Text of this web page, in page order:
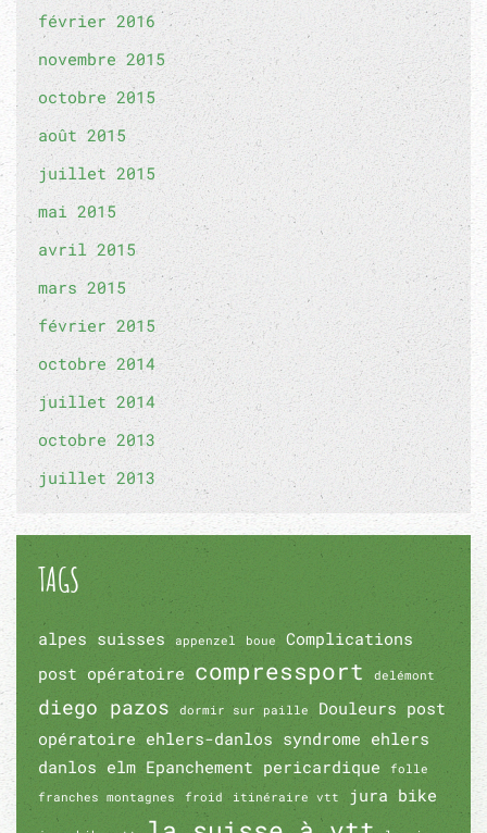
février 2016
novembre 2015
octobre 2015
août 2015
juillet 2015
mai 2015
avril 2015
mars 2015
février 2015
octobre 2014
juillet 2014
octobre 2013
juillet 2013
TAGS
alpes suisses appenzel boue
Complications
post opératoire compressport delémont
diego pazos dormir sur paille
Douleurs post
opératoire ehlers-danlos syndrome ehlers
danlos elm Epanchement pericardique
folle
franches montagnes
froid itinéraire vtt jura bike